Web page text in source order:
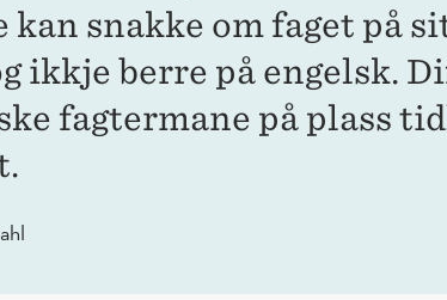
kan snakke om faget på
ikkje berre på engelsk.
fagtermane på plass